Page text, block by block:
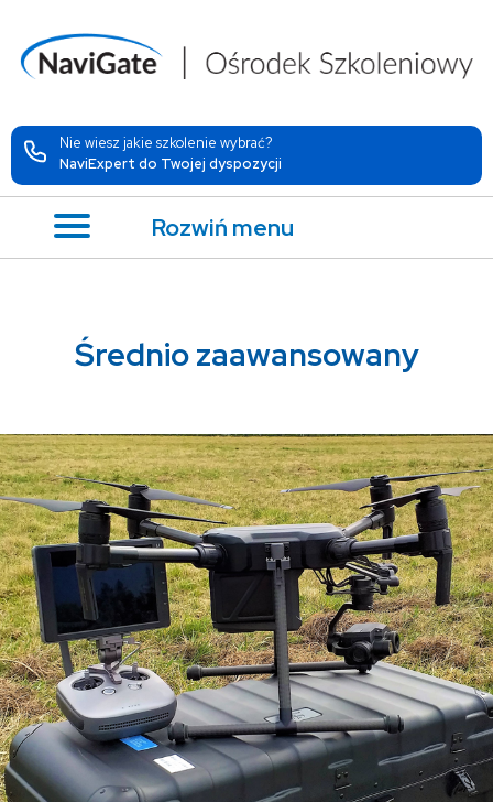
Nie wiesz jakie szkolenie wybrać?
NaviExpert do Twojej dyspozycji
Rozwiń menu
Średnio zaawansowany